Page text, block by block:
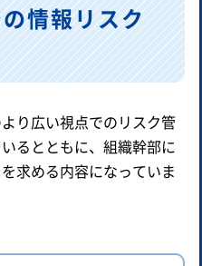
情報リスク
り広い視点でのリスク管
るとともに、組織幹部に
求める内容になっていま